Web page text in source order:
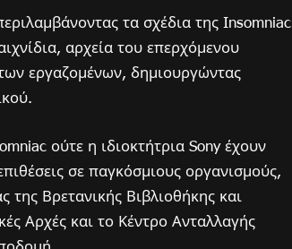
τα σχέδια της Insomniac
αρχεία του επερχόμενου
εργαζομένων, δημιουργώντας
ούτε η ιδιοκτήτρια Sony έχουν
σε παγκόσμιους οργανισμούς,
της Βρετανικής Βιβλιοθήκης και
Αρχές και το Κέντρο Ανταλλαγής